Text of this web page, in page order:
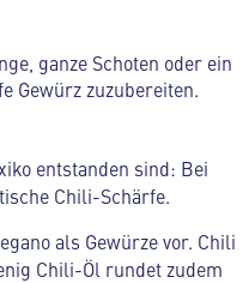
ganze Schoten oder ein
Gewürz zuzubereiten.
entstanden sind: Bei
Chili-Schärfe.
als Gewürze vor. Chili
Chili-Öl rundet zudem